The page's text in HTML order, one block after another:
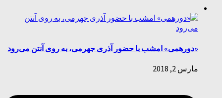
«دورهمی» امشب با حضور آذری جهرمی، به روی آنتن می‌رود
مارس 2, 2018